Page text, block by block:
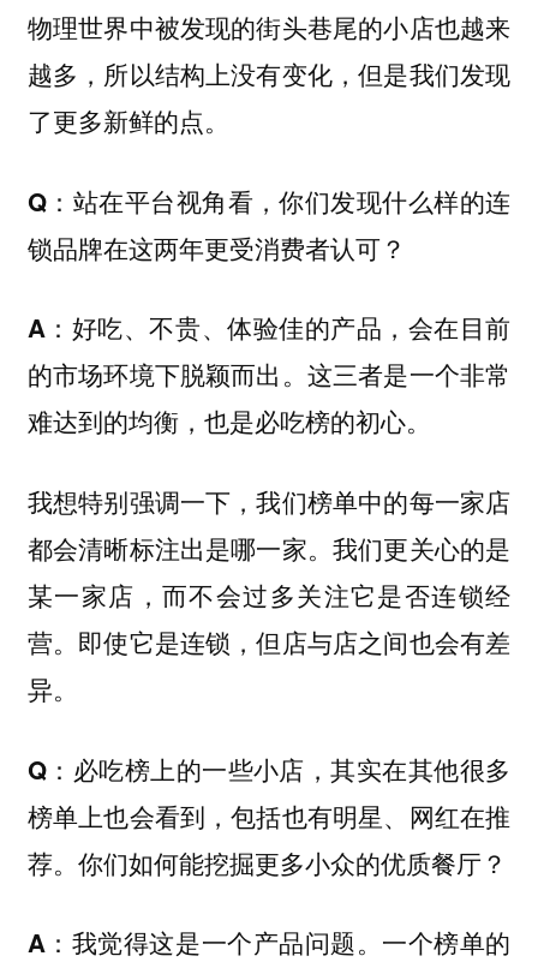
物理世界中被发现的街头巷尾的小店也越来
越多，所以结构上没有变化，但是我们发现
了更多新鲜的点。
Q：站在平台视角看，你们发现什么样的连
锁品牌在这两年更受消费者认可？
A： 好吃、不贵、体验佳的产品，会在目前
的市场环境下脱颖而出。这三者是一个非常
难达到的均衡，也是必吃榜的初心。
我想特别强调一下，我们榜单中的每一家店
都会清晰标注出是哪一家。我们更关心的是
某一家店，而不会过多关注它是否连锁经
营。即使它是连锁，但店与店之间也会有差
异。
Q：必吃榜上的一些小店，其实在其他很多
榜单上也会看到，包括也有明星、网红在推
荐。你们如何能挖掘更多小众的优质餐厅？
A： 我觉得这是一个产品问题。一个榜单的